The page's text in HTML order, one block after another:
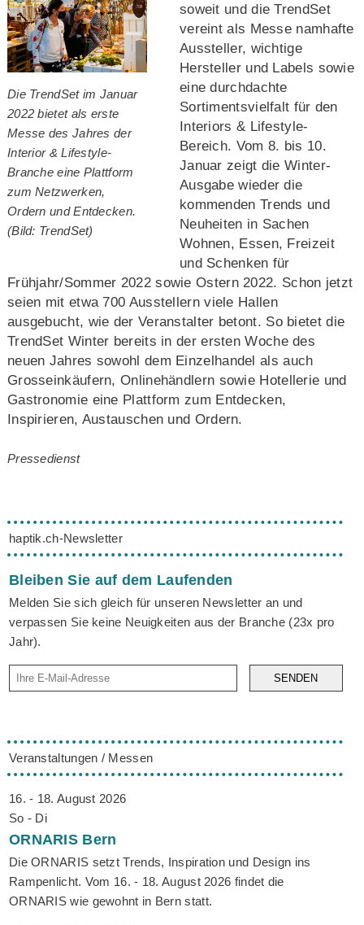
Die TrendSet im Januar
2022 bietet als erste
Messe des Jahres der
Interior & Lifestyle-
Branche eine Plattform
zum Netzwerken,
Ordern und Entdecken.
(Bild: TrendSet)
soweit und die TrendSet
vereint als Messe namhafte
Aussteller, wichtige
Hersteller und Labels sowie
eine durchdachte
Sortimentsvielfalt für den
Interiors & Lifestyle-
Bereich. Vom 8. bis 10.
Januar zeigt die Winter-
Ausgabe wieder die
kommenden Trends und
Neuheiten in Sachen
Wohnen, Essen, Freizeit
und Schenken für
Frühjahr/Sommer 2022 sowie Ostern 2022. Schon jetzt
seien mit etwa 700 Ausstellern viele Hallen
ausgebucht, wie der Veranstalter betont. So bietet die
TrendSet Winter bereits in der ersten Woche des
neuen Jahres sowohl dem Einzelhandel als auch
Grosseinkäufern, Onlinehändlern sowie Hotellerie und
Gastronomie eine Plattform zum Entdecken,
Inspirieren, Austauschen und Ordern.
Pressedienst
haptik.ch-Newsletter
Bleiben Sie auf dem Laufenden
Melden Sie sich gleich für unseren Newsletter an und
verpassen Sie keine Neuigkeiten aus der Branche (23x pro
Jahr).
SENDEN
Veranstaltungen / Messen
16. - 18. August 2026
So - Di
ORNARIS Bern
Die ORNARIS setzt Trends, Inspiration und Design ins
Rampenlicht. Vom 16. - 18. August 2026 findet die
ORNARIS wie gewohnt in Bern statt.